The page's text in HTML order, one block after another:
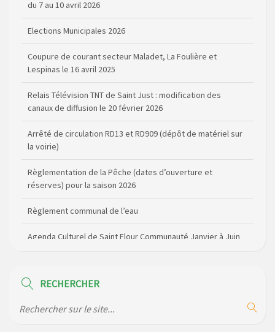
Elections Municipales 2026
Coupure de courant secteur Maladet, La Foulière et
Lespinas le 16 avril 2025
Relais Télévision TNT de Saint Just : modification des
canaux de diffusion le 20 février 2026
Arrêté de circulation RD13 et RD909 (dépôt de matériel sur
la voirie)
Règlementation de la Pêche (dates d’ouverture et
réserves) pour la saison 2026
Règlement communal de l’eau
Agenda Culturel de Saint Flour Communauté Janvier à Juin
Horaire des bus scolaires passant sur la commune
du mois de avril 2026
RECHERCHER